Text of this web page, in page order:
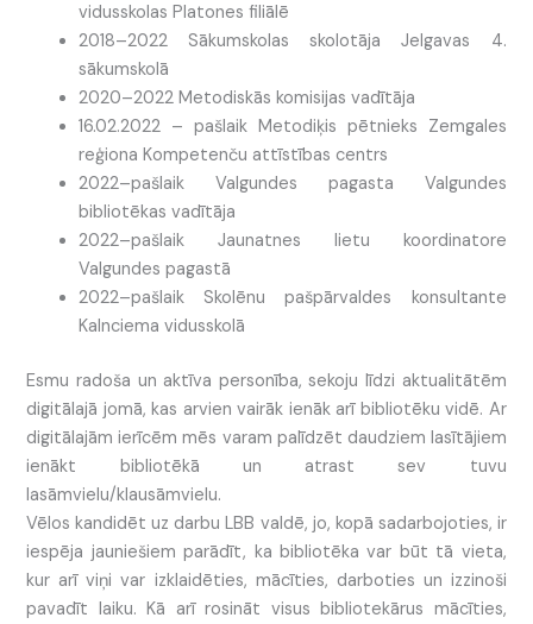
vidusskolas Platones filiālē
2018–2022 Sākumskolas skolotāja Jelgavas 4.
sākumskolā
2020–2022 Metodiskās komisijas vadītāja
16.02.2022 – pašlaik Metodiķis pētnieks Zemgales
reģiona Kompetenču attīstības centrs
2022–pašlaik Valgundes pagasta Valgundes
bibliotēkas vadītāja
2022–pašlaik Jaunatnes lietu koordinatore
Valgundes pagastā
2022–pašlaik Skolēnu pašpārvaldes konsultante
Kalnciema vidusskolā
Esmu radoša un aktīva personība, sekoju līdzi aktualitātēm
digitālajā jomā, kas arvien vairāk ienāk arī bibliotēku vidē. Ar
digitālajām ierīcēm mēs varam palīdzēt daudziem lasītājiem
ienākt bibliotēkā un atrast sev tuvu
lasāmvielu/klausāmvielu.
Vēlos kandidēt uz darbu LBB valdē, jo, kopā sadarbojoties, ir
iespēja jauniešiem parādīt, ka bibliotēka var būt tā vieta,
kur arī viņi var izklaidēties, mācīties, darboties un izzinoši
pavadīt laiku. Kā arī rosināt visus bibliotekārus mācīties,